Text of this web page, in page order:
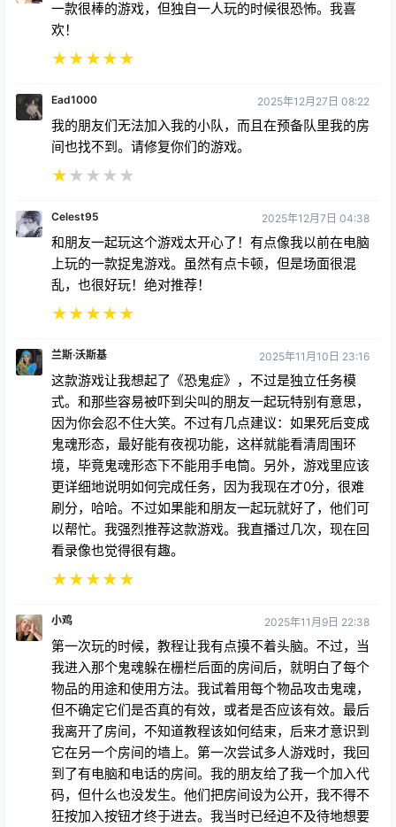
一款很棒的游戏，但独自一人玩的时候很恐怖。我喜
欢！
★★★★★
Ead1000 2025年12月27日 08:22
我的朋友们无法加入我的小队，而且在预备队里我的房
间也找不到。请修复你们的游戏。
★★ ★ ★ ★
Celest95 2025年12月7日 04:38
和朋友一起玩这个游戏太开心了！有点像我以前在电脑
上玩的一款捉鬼游戏。虽然有点卡顿，但是场面很混
乱，也很好玩！绝对推荐！
★★★★★
兰斯·沃斯基 2025年11月10日 23:16
这款游戏让我想起了《恐鬼症》，不过是独立任务模
式。和那些容易被吓到尖叫的朋友一起玩特别有意思，
因为你会忍不住大笑。不过有几点建议：如果死后变成
鬼魂形态，最好能有夜视功能，这样就能看清周围环
境，毕竟鬼魂形态下不能用手电筒。另外，游戏里应该
更详细地说明如何完成任务，因为我现在才0分，很难
刷分，哈哈。不过如果能和朋友一起玩就好了，他们可
以帮忙。我强烈推荐这款游戏。我直播过几次，现在回
看录像也觉得很有趣。
★★★★★
小鸡 2025年11月9日 22:38
第一次玩的时候，教程让我有点摸不着头脑。不过，当
我进入那个鬼魂躲在栅栏后面的房间后，就明白了每个
物品的用途和使用方法。我试着用每个物品攻击鬼魂，
但不确定它们是否真的有效，或者是否应该有效。最后
我离开了房间，不知道教程该如何结束，后来才意识到
它在另一个房间的墙上。第一次尝试多人游戏时，我回
到了有电脑和电话的房间。我的朋友给了我一个加入代
码，但什么也没发生。他们把房间设为公开，我不得不
狂按加入按钮才终于进去。我当时已经迫不及待地想要